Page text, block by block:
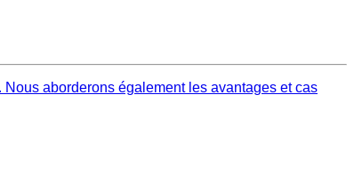
aborderons également les avantages et cas